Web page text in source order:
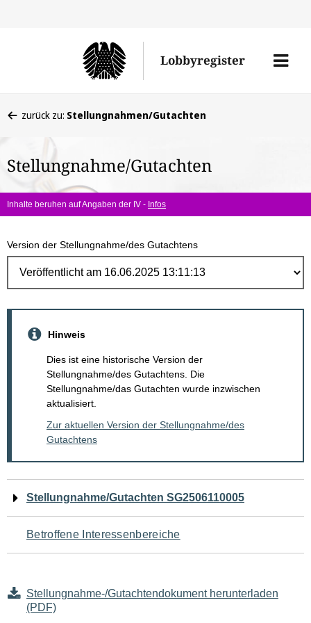
Lobbyregister
Menü
befinden
hier:
zurück zu: Stellungnahmen/Gutachten
Stellungnahme/Gutachten
Inhalte beruhen auf Angaben der IV - Infos
Version der Stellungnahme/des Gutachtens
Hinweis
Dies ist eine historische Version der
Stellungnahme/des Gutachtens. Die
Stellungnahme/das Gutachten wurde inzwischen
aktualisiert.
Zur aktuellen Version der Stellungnahme/des
Gutachtens
Navigation
für
den
Seiteninhalt
Stellungnahme/Gutachten SG2506110005
Betroffene Interessenbereiche
Stellungnahme-/Gutachtendokument herunterladen
(PDF)